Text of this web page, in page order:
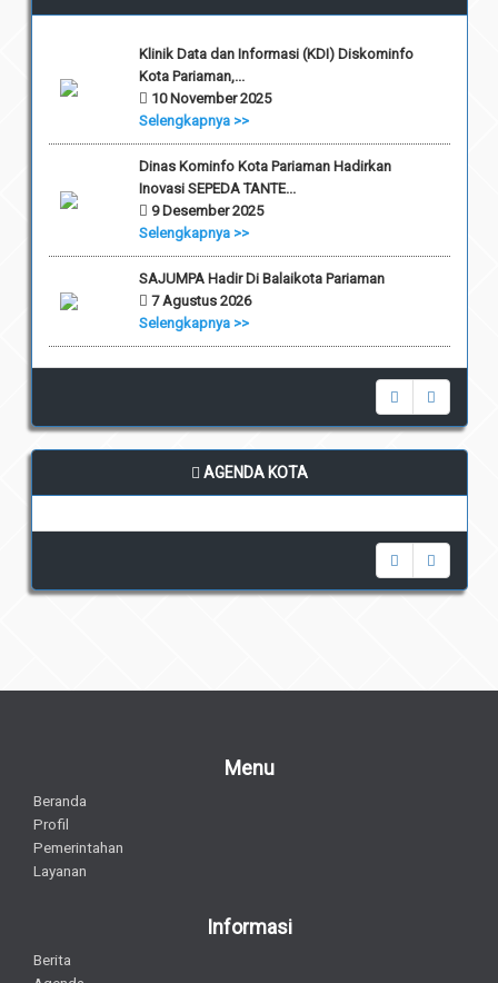
Klinik Data dan Informasi (KDI) Diskominfo
Kota Pariaman,...
10 November 2025
Selengkapnya >>
Dinas Kominfo Kota Pariaman Hadirkan
Inovasi SEPEDA TANTE...
9 Desember 2025
Selengkapnya >>
SAJUMPA Hadir Di Balaikota Pariaman
7 Agustus 2026
Selengkapnya >>
AGENDA KOTA
Menu
Beranda
Profil
Pemerintahan
Layanan
Informasi
Berita